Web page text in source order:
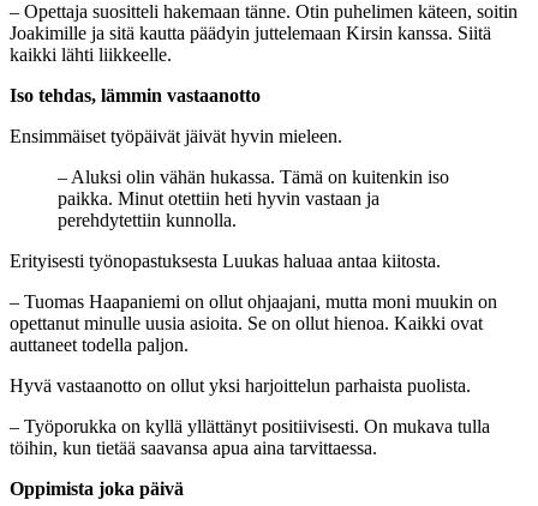
– Opettaja suositteli hakemaan tänne. Otin puhelimen käteen, soitin
Joakimille ja sitä kautta päädyin juttelemaan Kirsin kanssa. Siitä
kaikki lähti liikkeelle.
Iso tehdas, lämmin vastaanotto
Ensimmäiset työpäivät jäivät hyvin mieleen.
– Aluksi olin vähän hukassa. Tämä on kuitenkin iso
paikka. Minut otettiin heti hyvin vastaan ja
perehdytettiin kunnolla.
Erityisesti työnopastuksesta Luukas haluaa antaa kiitosta.
– Tuomas Haapaniemi on ollut ohjaajani, mutta moni muukin on
opettanut minulle uusia asioita. Se on ollut hienoa. Kaikki ovat
auttaneet todella paljon.
Hyvä vastaanotto on ollut yksi harjoittelun parhaista puolista.
– Työporukka on kyllä yllättänyt positiivisesti. On mukava tulla
töihin, kun tietää saavansa apua aina tarvittaessa.
Oppimista joka päivä